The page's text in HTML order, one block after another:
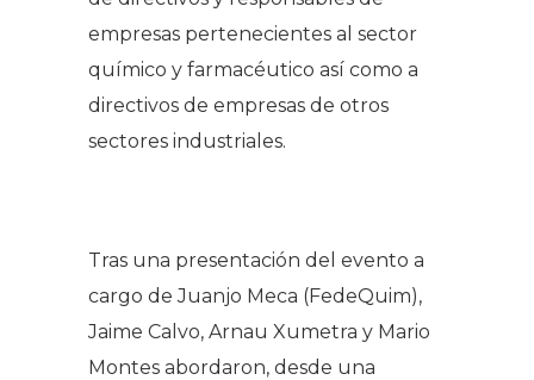
empresas pertenecientes al sector
químico y farmacéutico así como a
directivos de empresas de otros
sectores industriales.
Tras una presentación del evento a
cargo de Juanjo Meca (FedeQuim),
Jaime Calvo, Arnau Xumetra y Mario
Montes abordaron, desde una